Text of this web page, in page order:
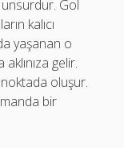
Gol
kalıcı
yaşanan o
aklınıza gelir.
oluşur.
bir